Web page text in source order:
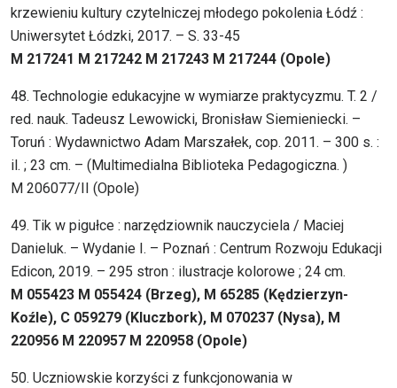
krzewieniu kultury czytelniczej młodego pokolenia Łódź :
Uniwersytet Łódzki, 2017. – S. 33-45
M 217241 M 217242 M 217243 M 217244 (Opole)
48. Technologie edukacyjne w wymiarze praktycyzmu. T. 2 /
red. nauk. Tadeusz Lewowicki, Bronisław Siemieniecki. –
Toruń : Wydawnictwo Adam Marszałek, cop. 2011. – 300 s. :
il. ; 23 cm. – (Multimedialna Biblioteka Pedagogiczna. )
M 206077/II (Opole)
49. Tik w pigułce : narzędziownik nauczyciela / Maciej
Danieluk. – Wydanie I. – Poznań : Centrum Rozwoju Edukacji
Edicon, 2019. – 295 stron : ilustracje kolorowe ; 24 cm.
M 055423 M 055424 (Brzeg), M 65285 (Kędzierzyn-
Koźle), C 059279 (Kluczbork), M 070237 (Nysa), M
220956 M 220957 M 220958 (Opole)
50. Uczniowskie korzyści z funkcjonowania w